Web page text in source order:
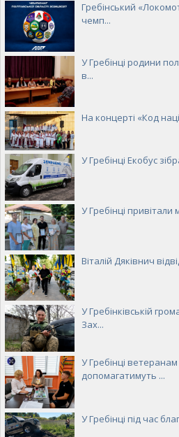
Гребінський
чемп...
У Гребінці родини
в...
На концерті «Код
У Гребінці Екобус
У Гребінці привітали
Віталій Дяківнич
У Гребінківській
Зах...
У Гребінці
допомагатимуть ...
У Гребінці під час